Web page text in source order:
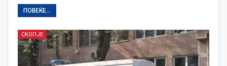
ПОВЕЌЕ...
СКОПЈЕ